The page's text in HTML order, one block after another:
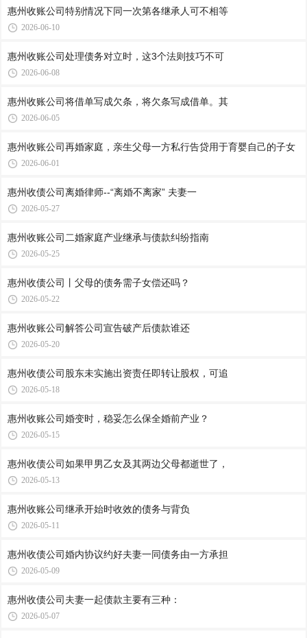
惠州收账公司​特别情况下同一次第各继承人可不相等
2026-06-10
惠州收账公司​处理债务对立时，这3个法则技巧不可
2026-06-08
惠州收账公司​将借单写成欠条，将欠条写成借单。其
2026-06-05
惠州收账公司再婚家庭，亲生父母一方私行告贷用于育婴自己的子女
2026-06-01
惠州收债公司​离婚律师--“离婚不离家” 夫妻一
2026-05-27
惠州收账公司​二婚家庭产业继承与债款纠纷指南
2026-05-25
惠州收债公司​丨父母的债务需子女偿还吗？
2026-05-22
惠州收账公司​解答公司宣告破产后债款谁还
2026-05-20
惠州收债公司​股东未实施出资责任即转让股权，可追
2026-05-18
惠州收账公司​婚变时，稳妥怎么保全婚前产业？
2026-05-15
惠州收债公司​如果甲男乙女及其两边父母都逝世了，
2026-05-13
惠州收账公司​继承开始时收效的债务与背负
2026-05-11
惠州收债公司​婚内协议约好夫妻一同债务由一方承担
2026-05-09
惠州收债公司​夫妻一起债款主要有三种：
2026-05-07